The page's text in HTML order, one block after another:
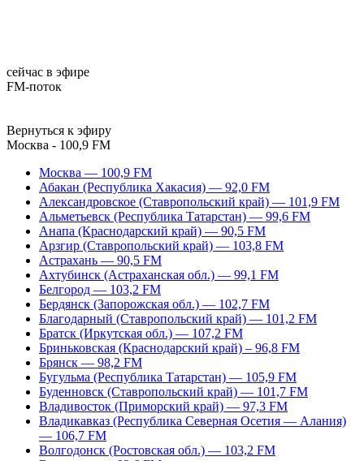
сейчас в эфире
FM-поток
Вернуться к эфиру
Москва - 100,9 FM
Москва — 100,9 FM
Абакан (Республика Хакасия) — 92,0 FM
Александровское (Ставропольский край) — 101,9 FM
Альметьевск (Республика Татарстан) — 99,6 FM
Анапа (Краснодарский край) — 90,5 FM
Арзгир (Ставропольский край) — 103,8 FM
Астрахань — 90,5 FM
Ахтубинск (Астраханская обл.) — 99,1 FM
Белгород — 103,2 FM
Бердянск (Запорожская обл.) — 102,7 FM
Благодарный (Ставропольский край) — 101,2 FM
Братск (Иркутская обл.) — 107,2 FM
Бриньковская (Краснодарский край) – 96,8 FM
Брянск — 98,2 FM
Бугульма (Республика Татарстан) — 105,9 FM
Буденновск (Ставропольский край) — 101,7 FM
Владивосток (Приморский край) — 97,3 FM
Владикавказ (Республика Северная Осетия — Алания)
— 106,7 FM
Волгодонск (Ростовская обл.) — 103,2 FM